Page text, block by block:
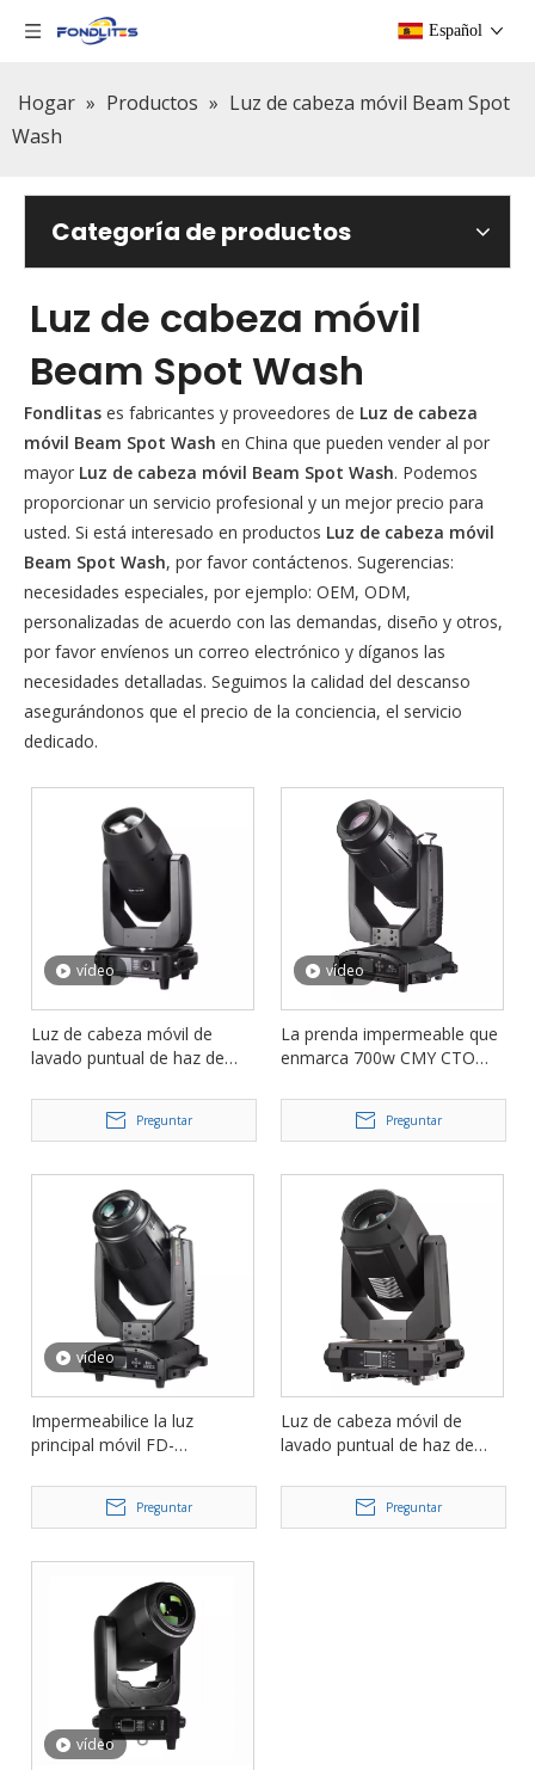
Español
Hogar » Productos » Luz de cabeza móvil Beam Spot
Wash
Categoría de productos
Luz de cabeza móvil
Beam Spot Wash
Fondlitas es fabricantes y proveedores de Luz de cabeza
móvil Beam Spot Wash en China que pueden vender al por
mayor Luz de cabeza móvil Beam Spot Wash. Podemos
proporcionar un servicio profesional y un mejor precio para
usted. Si está interesado en productos Luz de cabeza móvil
Beam Spot Wash, por favor contáctenos. Sugerencias:
necesidades especiales, por ejemplo: OEM, ODM,
personalizadas de acuerdo con las demandas, diseño y otros,
por favor envíenos un correo electrónico y díganos las
necesidades detalladas. Seguimos la calidad del descanso
asegurándonos que el precio de la conciencia, el servicio
dedicado.
vídeo
Luz de cabeza móvil de
lavado puntual de haz de
Preguntar
vídeo
La prenda impermeable que
enmarca 700w CMY CTO
la luz principal móvil FD-
LW700BSW
Preguntar
vídeo
Impermeabilice la luz
principal móvil FD-
del punto del haz del haz de
480w CMY
Preguntar
Luz de cabeza móvil de
lavado puntual de haz de
Preguntar
vídeo